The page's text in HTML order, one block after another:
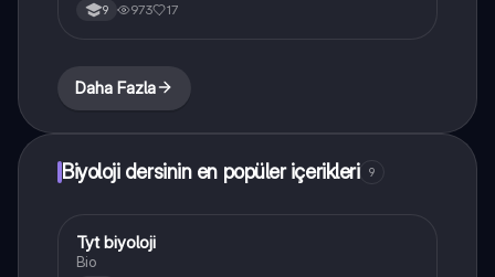
9 973 17
Daha Fazla
Biyoloji dersinin en popüler içerikleri 9
Biyoloji
Tyt biyoloji
Bio